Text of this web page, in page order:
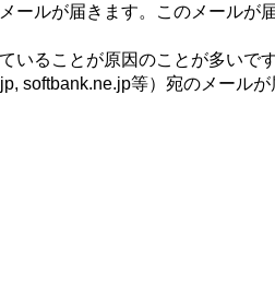
ールが届きます。このメールが
いることが原因のことが多いです
softbank.ne.jp等）宛のメールが